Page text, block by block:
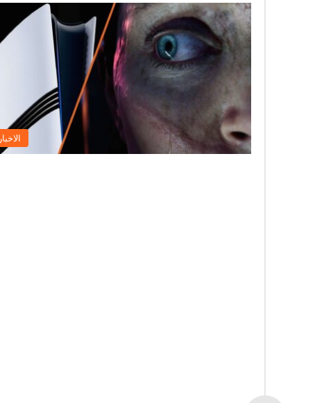
الاخبار